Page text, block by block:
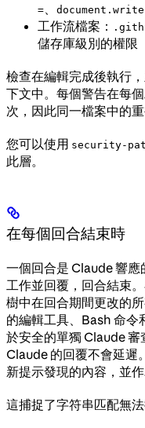
=
document.write
工作流檔案：
儲存庫級別的權限
檢查在編輯完成後執行
下文中。每個警告在每
次，因此同一檔案中的
您可以使用 security-
此層。
在每個回合結束時
一個回合是 Claude 響
工作並回覆，回合結束
樹中在回合期間更改的
的編輯工具、Bash 命令
於安全的單獨 Claude
Claude 的回覆不會延遲
新提示發現的內容，並
這捕捉了字符串匹配無